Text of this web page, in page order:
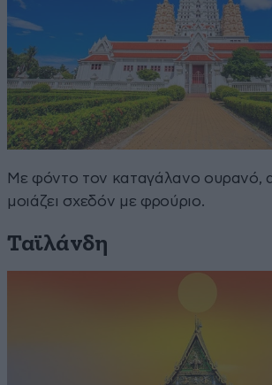
Με φόντο τον καταγάλανο ουρανό,
μοιάζει σχεδόν με φρούριο.
Ταϊλάνδη